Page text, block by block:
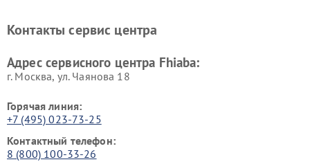
Контакты сервис центра
Адрес сервисного центра Fhiaba:
г. Москва, ул. Чаянова 18
Горячая линия:
+7 (495) 023-73-25
Контактный телефон:
8 (800) 100-33-26